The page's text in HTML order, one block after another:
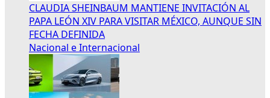
CLAUDIA SHEINBAUM MANTIENE INVITACIÓN AL
PAPA LEÓN XIV PARA VISITAR MÉXICO, AUNQUE SIN
FECHA DEFINIDA
Nacional e Internacional